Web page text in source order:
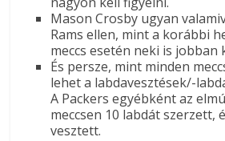
Mason Crosby ugyan
Rams ellen, mint a korábbi
meccs esetén neki is jobban
És persze, mint minden
lehet a labdavesztések/-
A Packers egyébként az
meccsen 10 labdát szerzett,
vesztett.